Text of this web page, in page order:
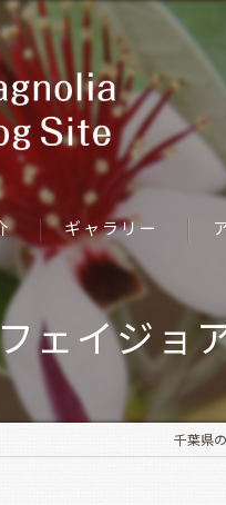
ギャラリー
ェイジョ
千葉県